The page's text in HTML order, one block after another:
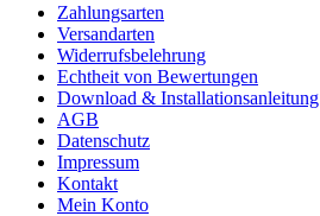
Zahlungsarten
Versandarten
Widerrufsbelehrung
Echtheit von Bewertungen
Download & Installationsanleitung
AGB
Datenschutz
Impressum
Kontakt
Mein Konto